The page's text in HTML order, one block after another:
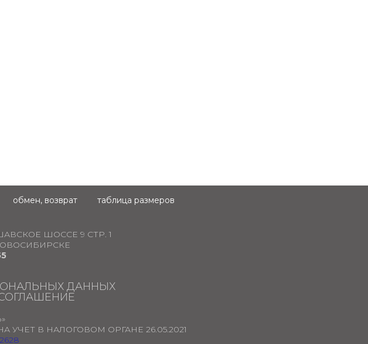
обмен, возврат таблица размеров
ШОССЕ 9 СТР. 1
ДАННЫХ
УЧЕТ В НАЛОГОВОМ ОРГАНЕ 26.05.2021